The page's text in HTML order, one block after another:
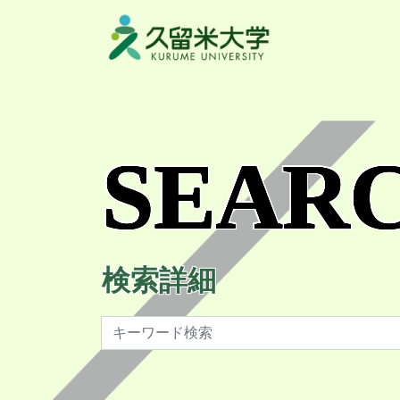
検索詳細
検索